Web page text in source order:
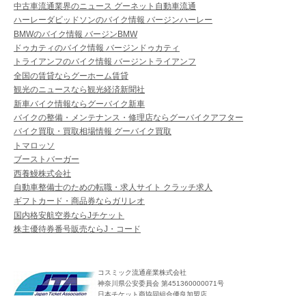
中古車流通業界のニュース グーネット自動車流通
ハーレーダビッドソンのバイク情報 バージンハーレー
BMWのバイク情報 バージンBMW
ドゥカティのバイク情報 バージンドゥカティ
トライアンフのバイク情報 バージントライアンフ
全国の賃貸ならグーホーム賃貸
観光のニュースなら観光経済新聞社
新車バイク情報ならグーバイク新車
バイクの整備・メンテナンス・修理店ならグーバイクアフター
バイク買取・買取相場情報 グーバイク買取
トマロッソ
ブーストバーガー
西養鰻株式会社
自動車整備士のための転職・求人サイト クラッチ求人
ギフトカード・商品券ならガリレオ
国内格安航空券ならJチケット
株主優待券番号販売ならJ・コード
コスミック流通産業株式会社
神奈川県公安委員会 第451360000071号
日本チケット商協同組合優良加盟店